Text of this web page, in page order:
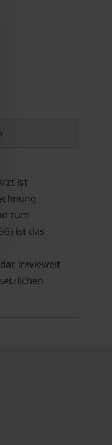
ist
zum
ist das
inwieweit